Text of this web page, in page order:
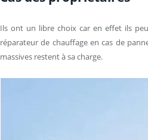
Ils ont un libre choix car en effet ils
réparateur de chauffage en cas de
massives restent à sa charge.